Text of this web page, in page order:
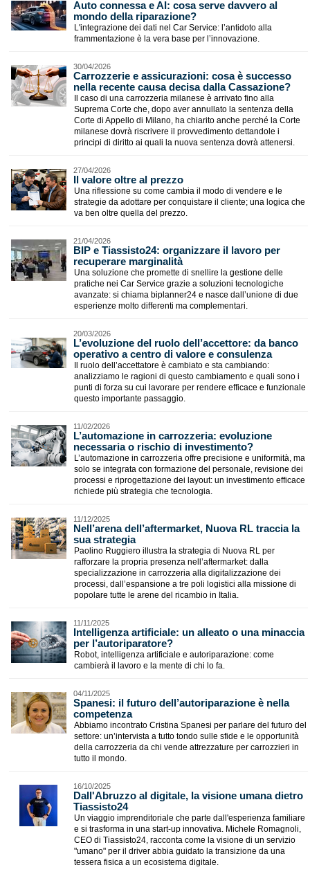
Auto connessa e AI: cosa serve davvero al
mondo della riparazione?
L'integrazione dei dati nel Car Service: l’antidoto alla
frammentazione è la vera base per l’innovazione.
30/04/2026
Carrozzerie e assicurazioni: cosa è successo
nella recente causa decisa dalla Cassazione?
Il caso di una carrozzeria milanese è arrivato fino alla
Suprema Corte che, dopo aver annullato la sentenza della
Corte di Appello di Milano, ha chiarito anche perché la Corte
milanese dovrà riscrivere il provvedimento dettandole i
principi di diritto ai quali la nuova sentenza dovrà attenersi.
27/04/2026
Il valore oltre al prezzo
Una riflessione su come cambia il modo di vendere e le
strategie da adottare per conquistare il cliente; una logica che
va ben oltre quella del prezzo.
21/04/2026
BIP e Tiassisto24: organizzare il lavoro per
recuperare marginalità
Una soluzione che promette di snellire la gestione delle
pratiche nei Car Service grazie a soluzioni tecnologiche
avanzate: si chiama biplanner24 e nasce dall’unione di due
esperienze molto differenti ma complementari.
20/03/2026
L’evoluzione del ruolo dell’accettore: da banco
operativo a centro di valore e consulenza
Il ruolo dell’accettatore è cambiato e sta cambiando:
analizziamo le ragioni di questo cambiamento e quali sono i
punti di forza su cui lavorare per rendere efficace e funzionale
questo importante passaggio.
11/02/2026
L’automazione in carrozzeria: evoluzione
necessaria o rischio di investimento?
L’automazione in carrozzeria offre precisione e uniformità, ma
solo se integrata con formazione del personale, revisione dei
processi e riprogettazione dei layout: un investimento efficace
richiede più strategia che tecnologia.
11/12/2025
​Nell’arena dell’aftermarket, Nuova RL traccia la
sua strategia
Paolino Ruggiero illustra la strategia di Nuova RL per
rafforzare la propria presenza nell’aftermarket: dalla
specializzazione in carrozzeria alla digitalizzazione dei
processi, dall’espansione a tre poli logistici alla missione di
popolare tutte le arene del ricambio in Italia.
11/11/2025
​Intelligenza artificiale: un alleato o una minaccia
per l’autoriparatore?
Robot, intelligenza artificiale e autoriparazione: come
cambierà il lavoro e la mente di chi lo fa.
04/11/2025
Spanesi: il futuro dell’autoriparazione è nella
competenza
Abbiamo incontrato Cristina Spanesi per parlare del futuro del
settore: un’intervista a tutto tondo sulle sfide e le opportunità
della carrozzeria da chi vende attrezzature per carrozzieri in
tutto il mondo.
16/10/2025
Dall'Abruzzo al digitale, la visione umana dietro
Tiassisto24
Un viaggio imprenditoriale che parte dall'esperienza familiare
e si trasforma in una start-up innovativa. Michele Romagnoli,
CEO di Tiassisto24, racconta come la visione di un servizio
"umano" per il driver abbia guidato la transizione da una
tessera fisica a un ecosistema digitale.